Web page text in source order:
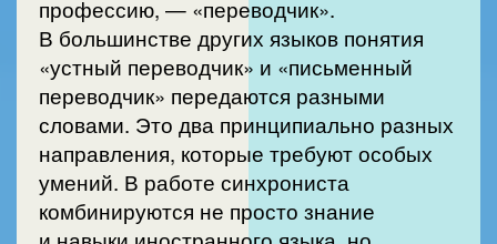
профессию, — «переводчик».
В большинстве других языков понятия
«устный переводчик» и «письменный
переводчик» передаются разными
словами. Это два принципиально разных
направления, которые требуют особых
умений. В работе синхрониста
комбинируются не просто знание